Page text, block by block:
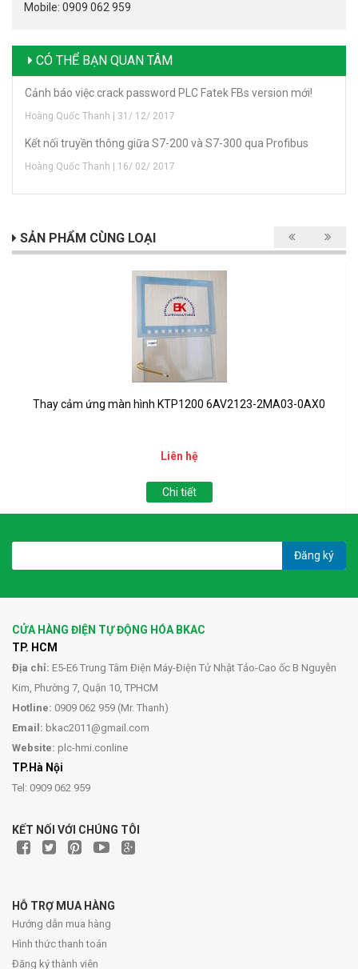
Mobile: 0909 062 959
CÓ THỂ BẠN QUAN TÂM
Cảnh báo việc crack password PLC Fatek FBs version mới!
Hoàng Quốc Thanh | 31/ 12/ 2017
Kết nối truyền thông giữa S7-200 và S7-300 qua Profibus
Hoàng Quốc Thanh | 16/ 02/ 2017
SẢN PHẨM CÙNG LOẠI
Thay cảm ứng màn hình KTP1200 6AV2123-2MA03-0AX0
Liên hệ
Chi tiết
Đăng ký
CỬA HÀNG ĐIỆN TỰ ĐỘNG HÓA BKAC
TP. HCM
Địa chỉ: E5-E6 Trung Tâm Điện Máy-Điện Tử Nhật Tảo-Cao ốc B Nguyễn
Kim, Phường 7, Quận 10, TPHCM
Hotline: 0909 062 959 (Mr. Thanh)
Email: bkac2011@gmail.com
Website: plc-hmi.conline
TP.Hà Nội
Tel: 0909 062 959
KẾT NỐI VỚI CHÚNG TÔI
HỖ TRỢ MUA HÀNG
Hướng dẫn mua hàng
Hình thức thanh toán
Đăng ký thành viên